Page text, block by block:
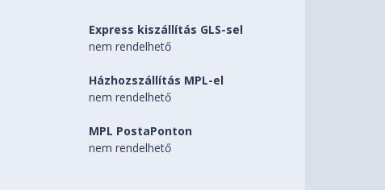
Express kiszállítás GLS-sel
nem rendelhető
Házhozszállítás MPL-el
nem rendelhető
MPL PostaPonton
nem rendelhető